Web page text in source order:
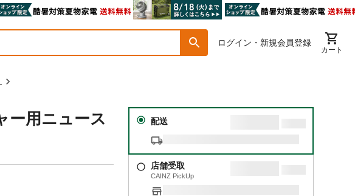
ログイン・新規会員登録
カート
ー用ニュース
配送
店舗受取
CAINZ PickUp